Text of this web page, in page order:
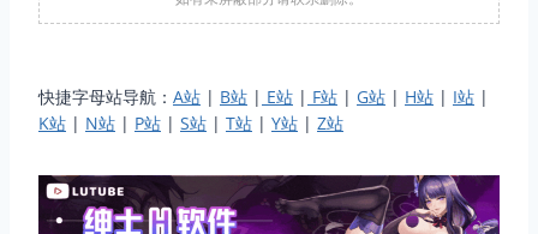
快捷字母站导航： A站 | B站 | E站 | F站 | G站 | H站 | I站 |
K站 | N站 | P站 | S站 | T站 | Y站 | Z站